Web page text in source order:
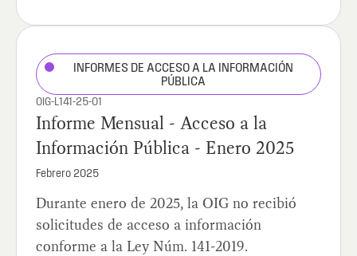
INFORMES DE ACCESO A LA INFORMACIÓN
PÚBLICA
OIG-L141-25-01
Informe Mensual - Acceso a la
Información Pública - Enero 2025
Febrero 2025
Durante enero de 2025, la OIG no recibió
solicitudes de acceso a información
conforme a la Ley Núm. 141-2019.